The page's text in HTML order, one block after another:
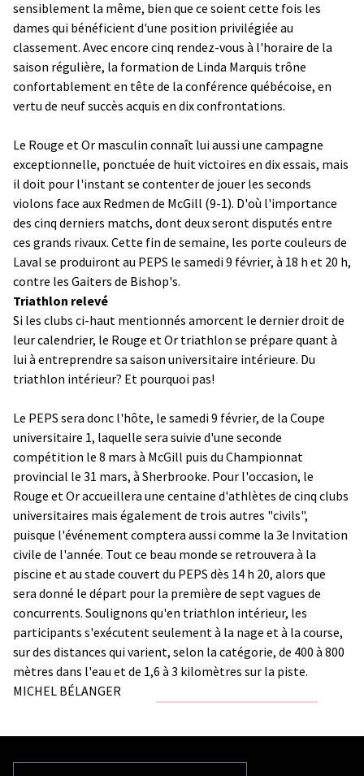
sensiblement la même, bien que ce soient cette fois les
dames qui bénéficient d'une position privilégiée au
classement. Avec encore cinq rendez-vous à l'horaire de la
saison régulière, la formation de Linda Marquis trône
confortablement en tête de la conférence québécoise, en
vertu de neuf succès acquis en dix confrontations.
Le Rouge et Or masculin connaît lui aussi une campagne
exceptionnelle, ponctuée de huit victoires en dix essais, mais
il doit pour l'instant se contenter de jouer les seconds
violons face aux Redmen de McGill (9-1). D'où l'importance
des cinq derniers matchs, dont deux seront disputés entre
ces grands rivaux. Cette fin de semaine, les porte couleurs de
Laval se produiront au PEPS le samedi 9 février, à 18 h et 20 h,
contre les Gaiters de Bishop's.
Triathlon relevé
Si les clubs ci-haut mentionnés amorcent le dernier droit de
leur calendrier, le Rouge et Or triathlon se prépare quant à
lui à entreprendre sa saison universitaire intérieure. Du
triathlon intérieur? Et pourquoi pas!
Le PEPS sera donc l'hôte, le samedi 9 février, de la Coupe
universitaire 1, laquelle sera suivie d'une seconde
compétition le 8 mars à McGill puis du Championnat
provincial le 31 mars, à Sherbrooke. Pour l'occasion, le
Rouge et Or accueillera une centaine d'athlètes de cinq clubs
universitaires mais également de trois autres "civils",
puisque l'événement comptera aussi comme la 3e Invitation
civile de l'année. Tout ce beau monde se retrouvera à la
piscine et au stade couvert du PEPS dès 14 h 20, alors que
sera donné le départ pour la première de sept vagues de
concurrents. Soulignons qu'en triathlon intérieur, les
participants s'exécutent seulement à la nage et à la course,
sur des distances qui varient, selon la catégorie, de 400 à 800
mètres dans l'eau et de 1,6 à 3 kilomètres sur la piste.
MICHEL BÉLANGER